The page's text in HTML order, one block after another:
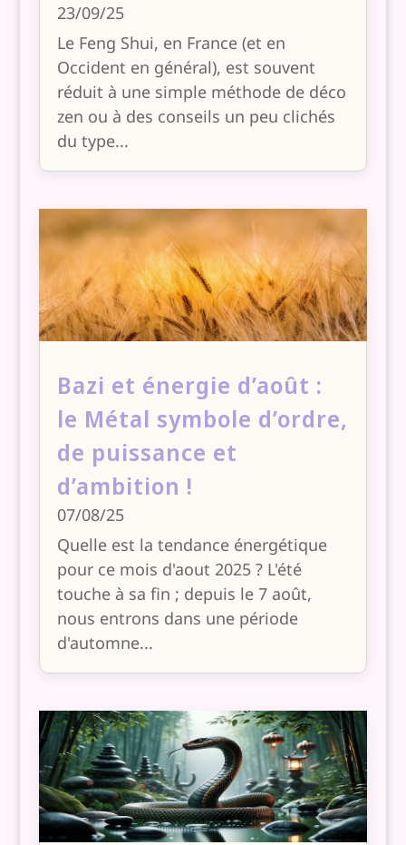
23/09/25
Le Feng Shui, en France (et en
Occident en général), est souvent
réduit à une simple méthode de déco
zen ou à des conseils un peu clichés
du type...
Bazi et énergie d’août :
le Métal symbole d’ordre,
de puissance et
d’ambition !
07/08/25
Quelle est la tendance énergétique
pour ce mois d'aout 2025 ? L'été
touche à sa fin ; depuis le 7 août,
nous entrons dans une période
d'automne...